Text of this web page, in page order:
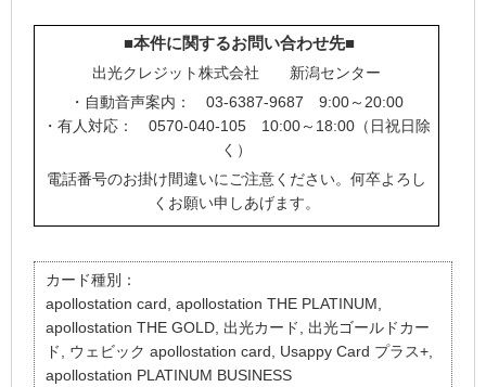
■本件に関するお問い合わせ先■
出光クレジット株式会社 新潟センター
・自動音声案内： 03-6387-9687 9:00～20:00
・有人対応： 0570-040-105 10:00～18:00（日祝日除
く）
電話番号のお掛け間違いにご注意ください。何卒よろし
くお願い申しあげます。
カード種別：
apollostation card, apollostation THE PLATINUM,
apollostation THE GOLD, 出光カード, 出光ゴールドカー
ド, ウェビック apollostation card, Usappy Card プラス+,
apollostation PLATINUM BUSINESS